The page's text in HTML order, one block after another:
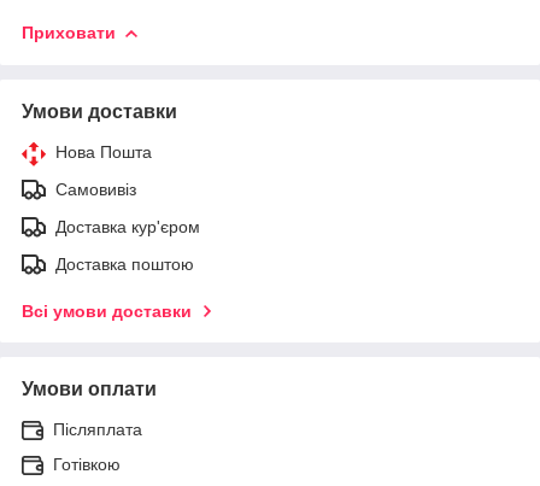
Приховати
Умови доставки
Нова Пошта
Самовивіз
Доставка кур'єром
Доставка поштою
Всі умови доставки
Умови оплати
Післяплата
Готівкою